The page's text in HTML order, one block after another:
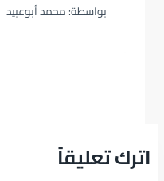
بواسطة:محمد أبوعبيد
اترك تعليقاً